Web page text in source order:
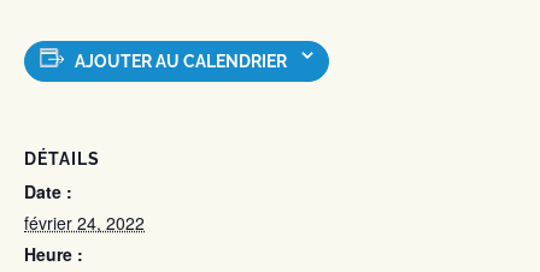
AJOUTER AU CALENDRIER
DÉTAILS
Date :
février 24, 2022
Heure :